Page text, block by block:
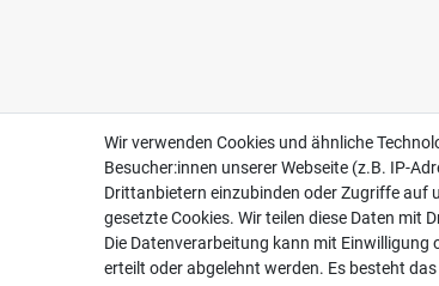
Wir verwenden Cookies und ähnliche
Besucher:innen unserer Webseite (z.B. IP-
Drittanbietern einzubinden oder Zugriffe auf
gesetzte Cookies. Wir teilen diese Daten mit
Die Datenverarbeitung kann mit
erteilt oder abgelehnt werden. Es besteht